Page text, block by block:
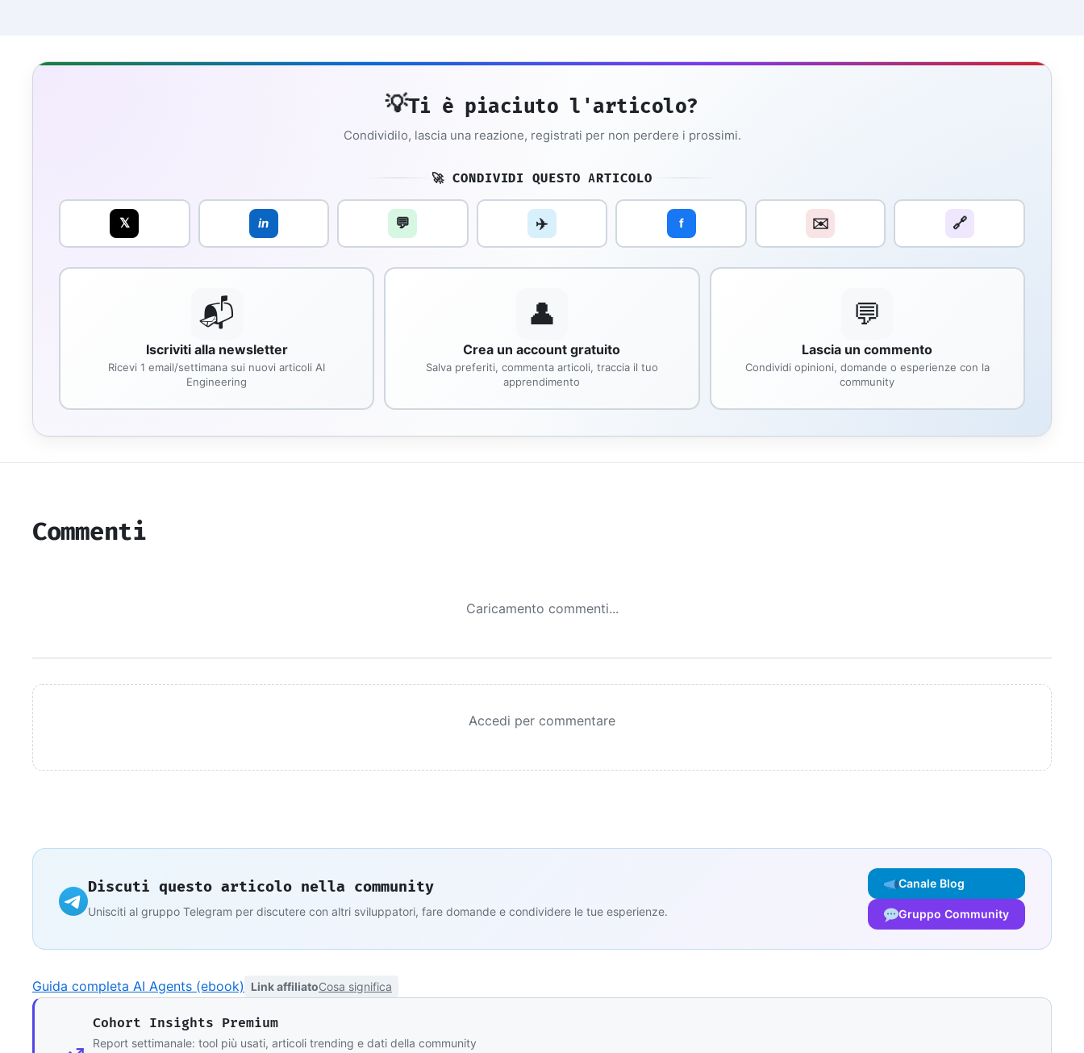
💡Ti è piaciuto l'articolo?
Condividilo, lascia una reazione, registrati per non perdere i prossimi.
🚀 CONDIVIDI QUESTO ARTICOLO
𝕏 in 💬 ✈️ f ✉️ 🔗
📬
Iscriviti alla newsletter
Ricevi 1 email/settimana sui nuovi articoli AI
Engineering
👤
Crea un account gratuito
Salva preferiti, commenta articoli, traccia il tuo
apprendimento
💬
Lascia un commento
Condividi opinioni, domande o esperienze con la
community
Commenti
Caricamento commenti...
Accedi per commentare
Discuti questo articolo nella community
Unisciti al gruppo Telegram per discutere con altri sviluppatori, fare domande e condividere le tue esperienze.
Canale Blog
Gruppo Community
Guida completa AI Agents (ebook) Link affiliatoCosa significa
Cohort Insights Premium
Report settimanale: tool più usati, articoli trending e dati della community